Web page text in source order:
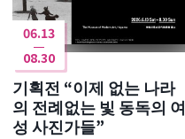
06.13
08.30
기획전 “이제 없는 나라
의 전례없는 빛 동독의 여
성 사진가들”